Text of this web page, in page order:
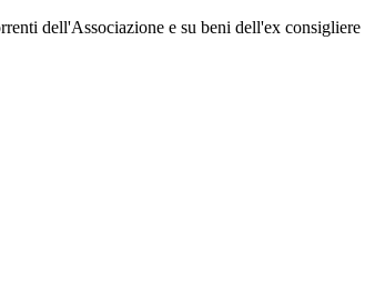
dell'Associazione e su beni dell'ex consigliere